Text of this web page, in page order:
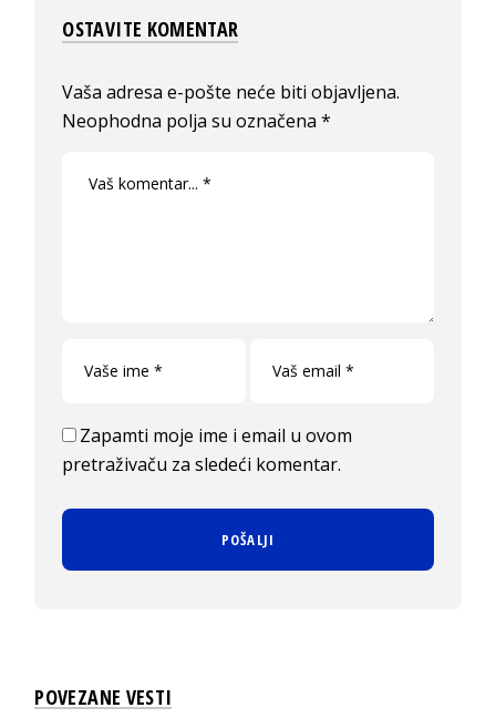
OSTAVITE KOMENTAR
Vaša adresa e-pošte neće biti objavljena.
Neophodna polja su označena*
Zapamti moje ime i email u ovom
pretraživaču za sledeći komentar.
POVEZANE VESTI